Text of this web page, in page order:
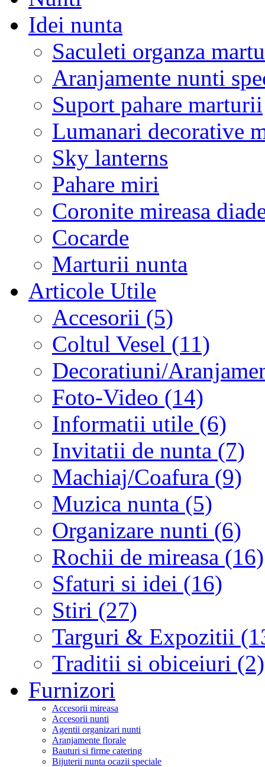
Idei nunta
Saculeti organza
Aranjamente nunti
Suport pahare marturii
Lumanari decorative
Sky lanterns
Pahare miri
Coronite mireasa
Cocarde
Marturii nunta
Articole Utile
Accesorii (5)
Coltul Vesel (11)
Decoratiuni/
Foto-Video (14)
Informatii utile (6)
Invitatii de nunta (7)
Machiaj/Coafura (9)
Muzica nunta (5)
Organizare nunti (6)
Rochii de mireasa (16)
Sfaturi si idei (16)
Stiri (27)
Targuri & Expozitii
Traditii si obiceiuri (2)
Furnizori
Accesorii mireasa
Accesorii nunti
Agentii organizari nunti
Aranjamente florale
Bauturi si firme catering
Bijuterii nunta ocazii speciale